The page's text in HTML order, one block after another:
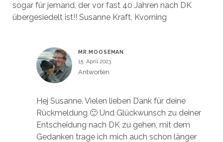
sogar für jemand, der vor fast 40 Jahren nach DK
übergesiedelt ist!! Susanne Kraft, Kvorning
MR.MOOSEMAN
15. April 2023
Antworten
Hej Susanne. Vielen lieben Dank für deine
Rückmeldung 🙂 Und Glückwunsch zu deiner
Entscheidung nach DK zu gehen, mit dem
Gedanken trage ich mich auch schon länger